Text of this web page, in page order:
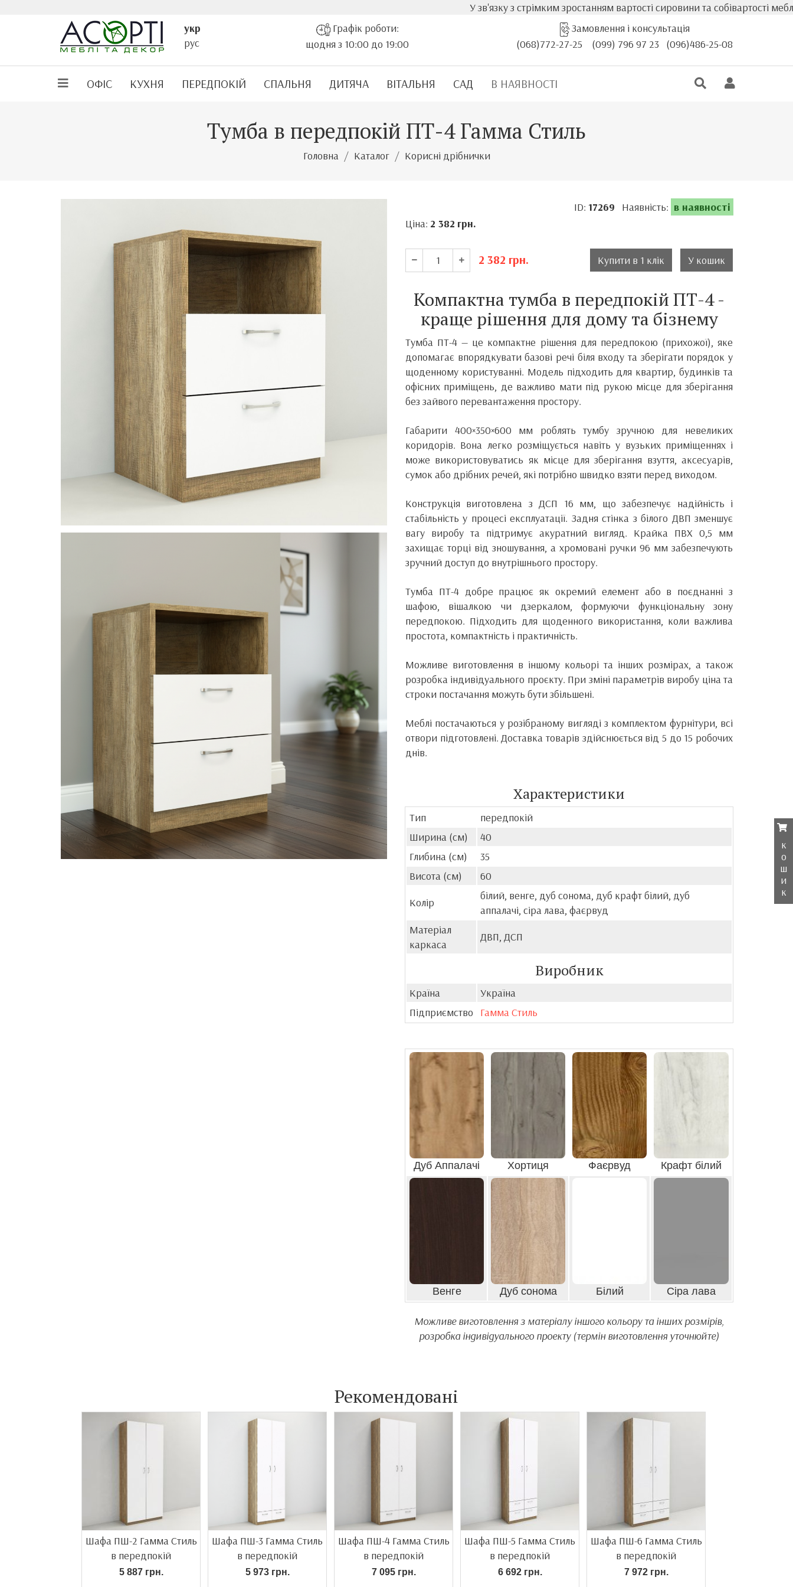
У зв'язку з стрімким зростанням вартості сировини та собівартості меблів,
укр
рус
Графік роботи:
щодня з 10:00 до 19:00
Замовлення і консультація
(068)772-27-25
(099) 796 97 23 (096)486-25-08
ОФІС КУХНЯ ПЕРЕДПОКІЙ СПАЛЬНЯ ДИТЯЧА ВІТАЛЬНЯ САД В НАЯВНОСТІ
Тумба в передпокій ПТ-4 Гамма Стиль
Головна Каталог Корисні дрібнички
ID: 17269 Наявність: в наявності
Ціна: 2 382 грн.
2 382 грн. Купити в 1 клік У кошик
Компактна тумба в передпокій ПТ-4 -
краще рішення для дому та бізнему
Тумба ПТ-4 — це компактне рішення для передпокою (прихожої), яке
допомагає впорядкувати базові речі біля входу та зберігати порядок у
щоденному користуванні. Модель підходить для квартир, будинків та
офісних приміщень, де важливо мати під рукою місце для зберігання
без зайвого перевантаження простору.
Габарити 400×350×600 мм роблять тумбу зручною для невеликих
коридорів. Вона легко розміщується навіть у вузьких приміщеннях і
може використовуватись як місце для зберігання взуття, аксесуарів,
сумок або дрібних речей, які потрібно швидко взяти перед виходом.
Конструкція виготовлена з ДСП 16 мм, що забезпечує надійність і
стабільність у процесі експлуатації. Задня стінка з білого ДВП зменшує
вагу виробу та підтримує акуратний вигляд. Крайка ПВХ 0,5 мм
захищає торці від зношування, а хромовані ручки 96 мм забезпечують
зручний доступ до внутрішнього простору.
Тумба ПТ-4 добре працює як окремий елемент або в поєднанні з
шафою, вішалкою чи дзеркалом, формуючи функціональну зону
передпокою. Підходить для щоденного використання, коли важлива
простота, компактність і практичність.
Можливе виготовлення в іншому кольорі та інших розмірах, а також
розробка індивідуального проєкту. При зміні параметрів виробу ціна та
строки постачання можуть бути збільшені.
Меблі постачаються у розібраному вигляді з комплектом фурнітури, всі
отвори підготовлені. Доставка товарів здійснюється від 5 до 15 робочих
днів.
Характеристики
Тип
передпокій
Ширина (см)
40
Глибина (см)
35
Висота (см)
60
Колір
білий, венге, дуб сонома, дуб крафт білий, дуб
аппалачі, сіра лава, фаєрвуд
Матеріал
каркаса
ДВП, ДСП
Виробник
Країна
Україна
Підприємство
Гамма Стиль
Дуб Аппалачі Хортиця Фаєрвуд Крафт білий
Венге Дуб сонома Білий Сіра лава
Можливе виготовлення з матеріалу іншого кольору та інших розмірів,
розробка індивідуального проекту (термін виготовлення уточнюйте)
Рекомендовані
Шафа ПШ-2 Гамма Стиль
в передпокій
5 887 грн.
Шафа ПШ-3 Гамма Стиль
в передпокій
5 973 грн.
Шафа ПШ-4 Гамма Стиль
в передпокій
7 095 грн.
Шафа ПШ-5 Гамма Стиль
в передпокій
6 692 грн.
Шафа ПШ-6 Гамма Стиль
в передпокій
7 972 грн.
к
о
ш
и
к